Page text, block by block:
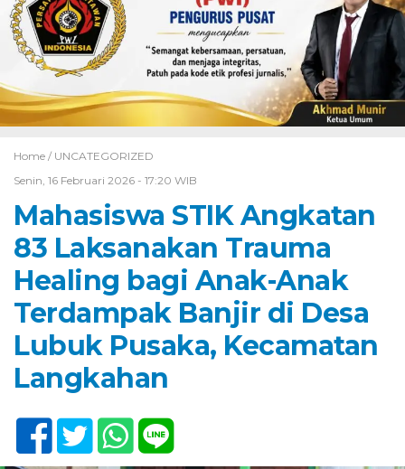
Home / UNCATEGORIZED
Senin, 16 Februari 2026 - 17:20 WIB
Mahasiswa STIK Angkatan
83 Laksanakan Trauma
Healing bagi Anak-Anak
Terdampak Banjir di Desa
Lubuk Pusaka, Kecamatan
Langkahan